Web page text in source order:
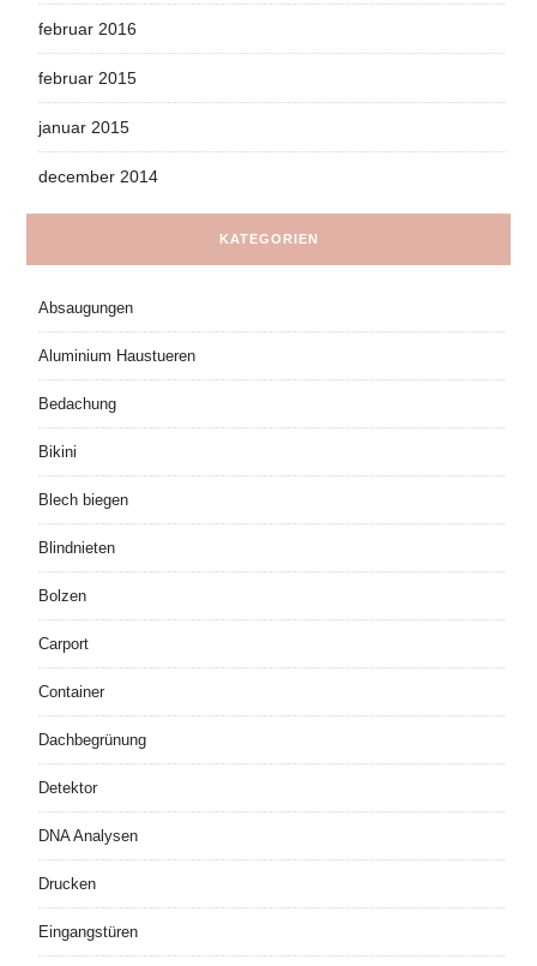
februar 2016
februar 2015
januar 2015
december 2014
KATEGORIEN
Absaugungen
Aluminium Haustueren
Bedachung
Bikini
Blech biegen
Blindnieten
Bolzen
Carport
Container
Dachbegrünung
Detektor
DNA Analysen
Drucken
Eingangstüren